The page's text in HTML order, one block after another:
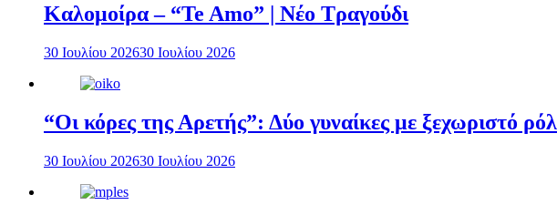
Καλομοίρα – “Te Amo” | Νέο Τραγούδι
30 Ιουλίου 202630 Ιουλίου 2026
“Οι κόρες της Αρετής”: Δύο γυναίκες με ξεχωριστό
30 Ιουλίου 202630 Ιουλίου 2026